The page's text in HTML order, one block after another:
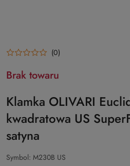
(0)
Brak towaru
Klamka OLIVARI
kwadratowa US
satyna
Symbol: M230B US